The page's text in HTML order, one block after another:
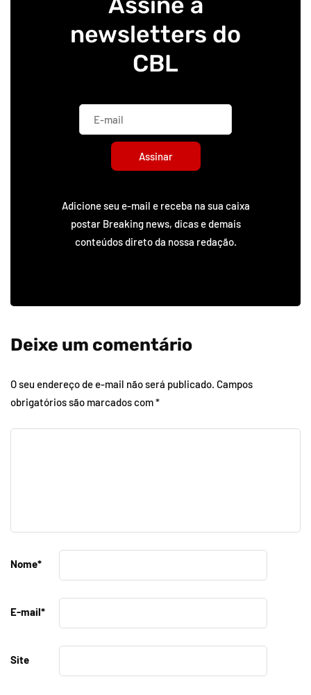
newsletters do
CBL
Assinar
Adicione seu e-mail e receba na sua caixa
postar Breaking news, dicas e demais
conteúdos direto da nossa redação.
Deixe um comentário
O seu endereço de e-mail não será publicado. Campos
obrigatórios são marcados com*
Nome*
E-mail*
Site